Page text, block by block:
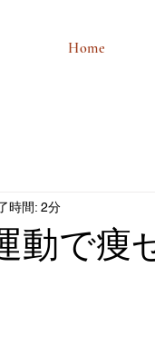
Home
動で痩
時間: 2分